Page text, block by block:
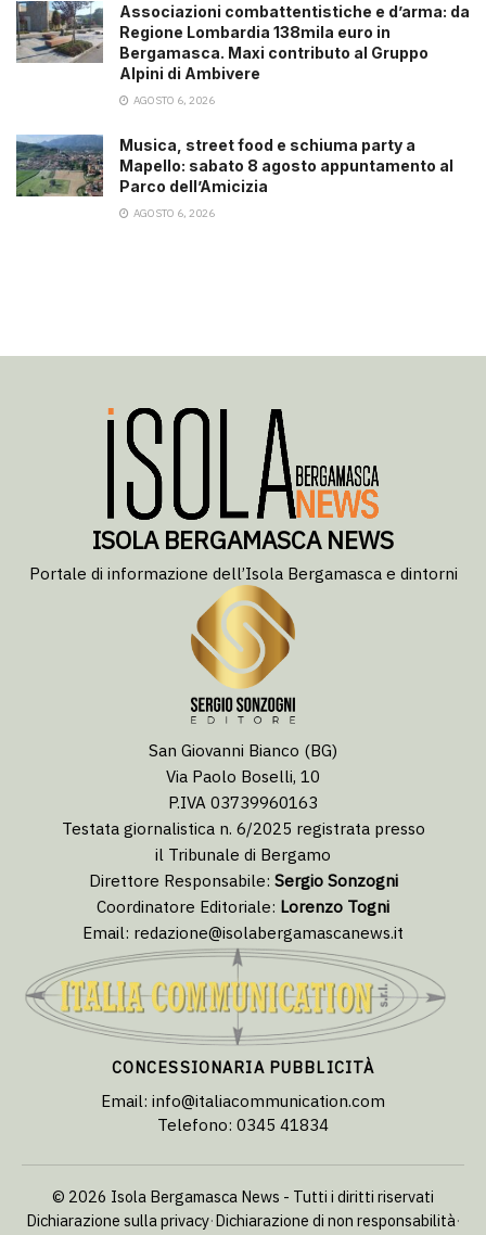
Associazioni combattentistiche e d’arma: da
Regione Lombardia 138mila euro in
Bergamasca. Maxi contributo al Gruppo
Alpini di Ambivere
AGOSTO 6, 2026
Musica, street food e schiuma party a
Mapello: sabato 8 agosto appuntamento al
Parco dell’Amicizia
AGOSTO 6, 2026
ISOLA BERGAMASCA NEWS
Portale di informazione dell’Isola Bergamasca e dintorni
San Giovanni Bianco (BG)
Via Paolo Boselli, 10
P.IVA 03739960163
Testata giornalistica n. 6/2025 registrata presso
il Tribunale di Bergamo
Direttore Responsabile: Sergio Sonzogni
Coordinatore Editoriale: Lorenzo Togni
Email: redazione@isolabergamascanews.it
CONCESSIONARIA PUBBLICITÀ
Email: info@italiacommunication.com
Telefono: 0345 41834
© 2026 Isola Bergamasca News - Tutti i diritti riservati
Dichiarazione sulla privacy·Dichiarazione di non responsabilità·